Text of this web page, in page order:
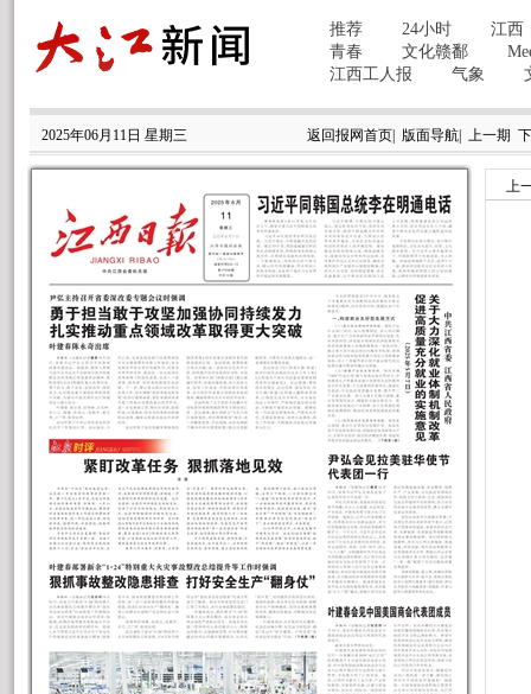
2025年06月11日 星期三 返回报网首页| 版面导航| 上一期
上